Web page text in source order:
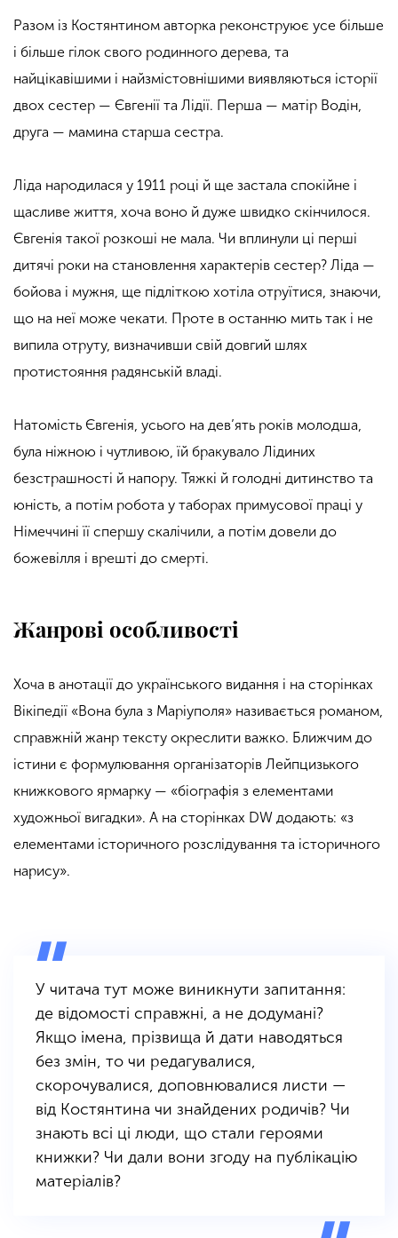
Разом із Костянтином авторка реконструює усе більше
і більше гілок свого родинного дерева, та
найцікавішими і найзмістовнішими виявляються історії
двох сестер — Євгенії та Лідії. Перша — матір Водін,
друга — мамина старша сестра.
Ліда народилася у 1911 році й ще застала спокійне і
щасливе життя, хоча воно й дуже швидко скінчилося.
Євгенія такої розкоші не мала. Чи вплинули ці перші
дитячі роки на становлення характерів сестер? Ліда —
бойова і мужня, ще підліткою хотіла отруїтися, знаючи,
що на неї може чекати. Проте в останню мить так і не
випила отруту, визначивши свій довгий шлях
протистояння радянській владі.
Натомість Євгенія, усього на дев’ять років молодша,
була ніжною і чутливою, їй бракувало Лідиних
безстрашності й напору. Тяжкі й голодні дитинство та
юність, а потім робота у таборах примусової праці у
Німеччині її спершу скалічили, а потім довели до
божевілля і врешті до смерті.
Жанрові особливості
Хоча в анотації до українського видання і на сторінках
Вікіпедії «Вона була з Маріуполя» називається романом,
справжній жанр тексту окреслити важко. Ближчим до
істини є формулювання організаторів Лейпцизького
книжкового ярмарку — «біографія з елементами
художньої вигадки». А на сторінках DW додають: «з
елементами історичного розслідування та історичного
нарису».
У читача тут може виникнути запитання:
де відомості справжні, а не додумані?
Якщо імена, прізвища й дати наводяться
без змін, то чи редагувалися,
скорочувалися, доповнювалися листи —
від Костянтина чи знайдених родичів? Чи
знають всі ці люди, що стали героями
книжки? Чи дали вони згоду на публікацію
матеріалів?